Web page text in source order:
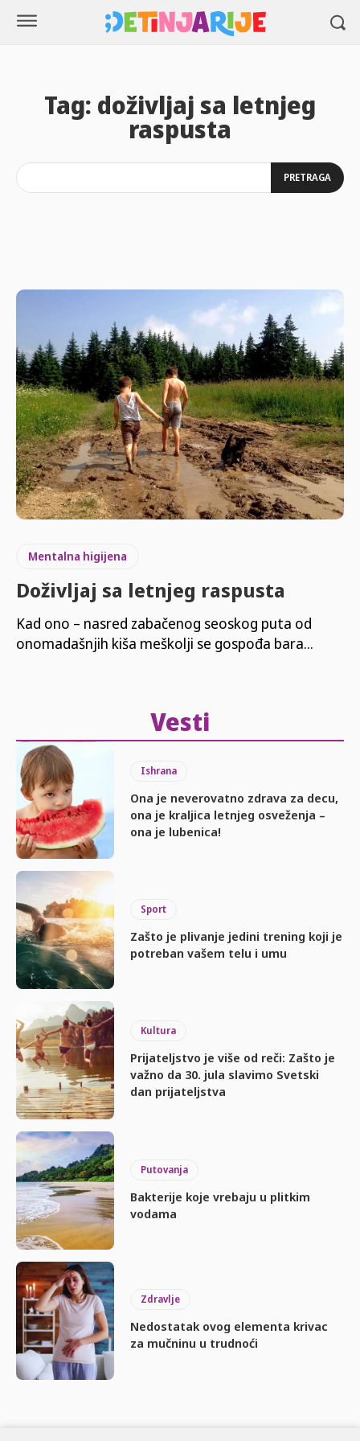
Tag: doživljaj sa letnjeg
raspusta
PRETRAGA
Mentalna higijena
Doživljaj sa letnjeg raspusta
Kad ono – nasred zabačenog seoskog puta od
onomadašnjih kiša meškolji se gospođa bara...
Vesti
Ishrana
Ona je neverovatno zdrava za decu,
ona je kraljica letnjeg osveženja –
ona je lubenica!
Sport
Zašto je plivanje jedini trening koji je
potreban vašem telu i umu
Kultura
Prijateljstvo je više od reči: Zašto je
važno da 30. jula slavimo Svetski
dan prijateljstva
Putovanja
Bakterije koje vrebaju u plitkim
vodama
Zdravlje
Nedostatak ovog elementa krivac
za mučninu u trudnoći